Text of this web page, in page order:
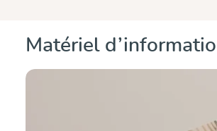
Ignorer la galerie de produits
Matériel